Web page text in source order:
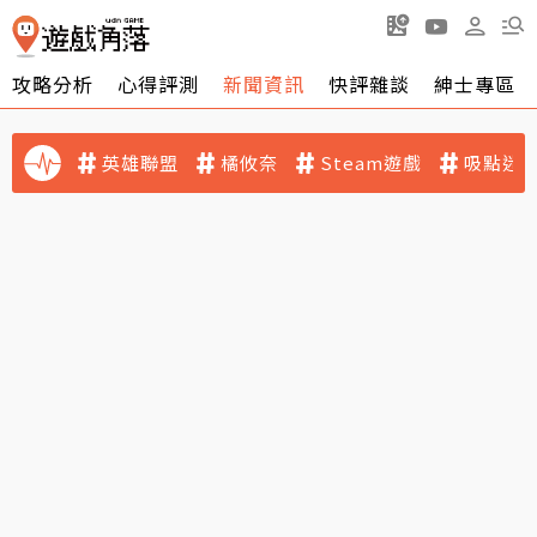
攻略分析 心得評測 新聞資訊 快評雜談 紳士專區
英雄聯盟 橘攸奈 Steam遊戲 吸點迷